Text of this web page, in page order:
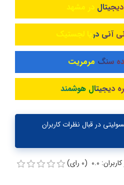
در مشهد
آنی دریا لجستیک
سنگ مرمریت
دیجیتال هوشمند
در قبال نظرات کاربران
0.0 (0 رای)